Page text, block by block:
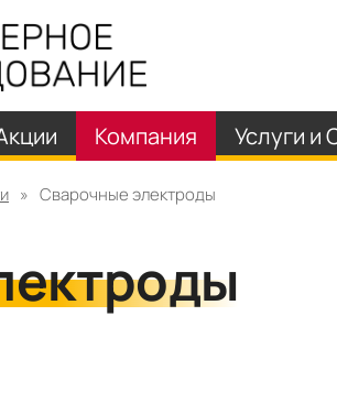
Компания Услуги и
» Сварочные электроды